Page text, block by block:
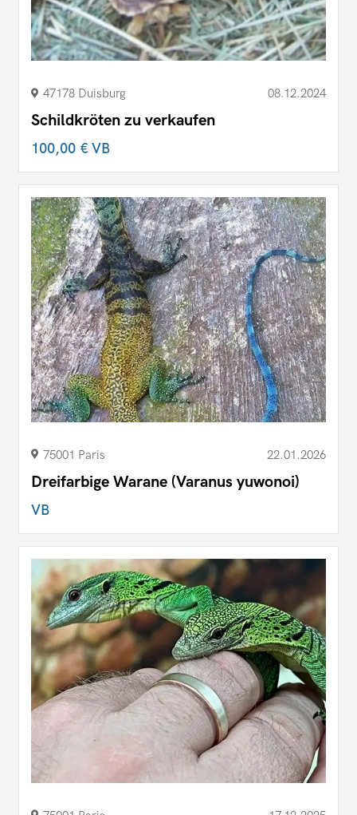
47178 Duisburg 08.12.2024
Schildkröten zu verkaufen
100,00 €VB
75001 Paris 22.01.2026
Dreifarbige Warane (Varanus yuwonoi)
VB